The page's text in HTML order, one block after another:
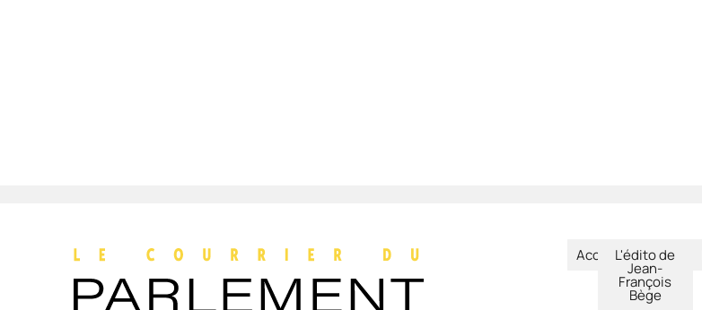
AccueilL'édito de
Jean-
François
Bège